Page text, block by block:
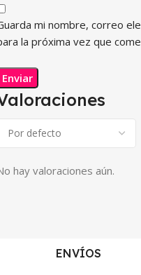
hay valoraciones aún.
mi nombre, correo
la próxima vez que
ENVÍOS